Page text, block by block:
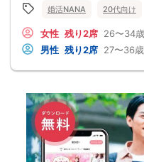
婚活NANA 20代向け
女性 残り2席 26〜34歳
男性 残り2席 27〜36歳